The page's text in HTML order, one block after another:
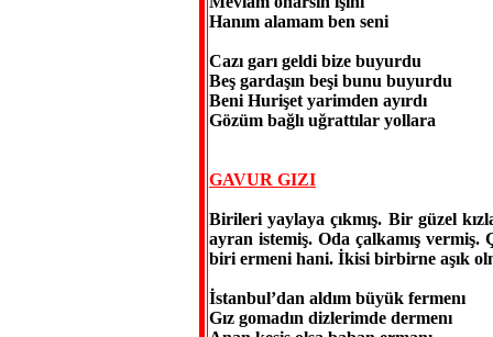
Hanım alamam ben seni
Cazı garı geldi bize buyurdu
Beş gardaşın beşi bunu buyurdu
Beni Hurişet yarimden ayırdı
Gözüm bağlı uğrattılar yollara
GAVUR GIZI
Birileri yaylaya çıkmış. Bir güzel
ayran istemiş. Oda çalkamış vermiş.
biri ermeni hani. İkisi birbirne aşık
İstanbul’dan aldım büyük fermenı
Gız gomadın dizlerimde dermenı